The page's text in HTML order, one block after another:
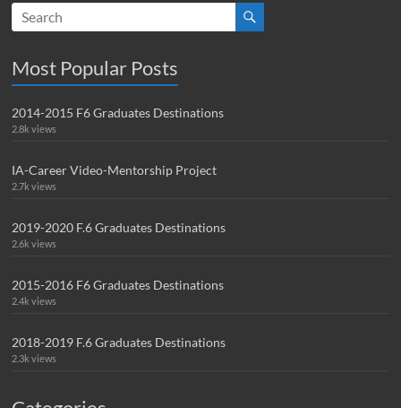
Most Popular Posts
2014-2015 F6 Graduates Destinations
2.8k views
IA-Career Video-Mentorship Project
2.7k views
2019-2020 F.6 Graduates Destinations
2.6k views
2015-2016 F6 Graduates Destinations
2.4k views
2018-2019 F.6 Graduates Destinations
2.3k views